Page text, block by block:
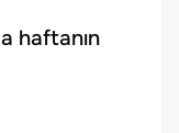
haftanın